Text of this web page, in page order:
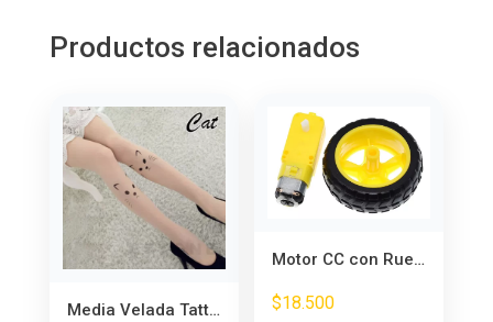
Productos relacionados
Media Velada Tattoo Diferentes Motivos – Ideal para Disfraces y Cosplay
Motor CC con Ruedas Kit DIY – Ideal para Proyectos de Robótica y Electrónica
$18.500